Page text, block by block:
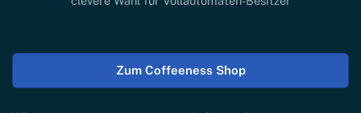
Zum Coffeeness Shop